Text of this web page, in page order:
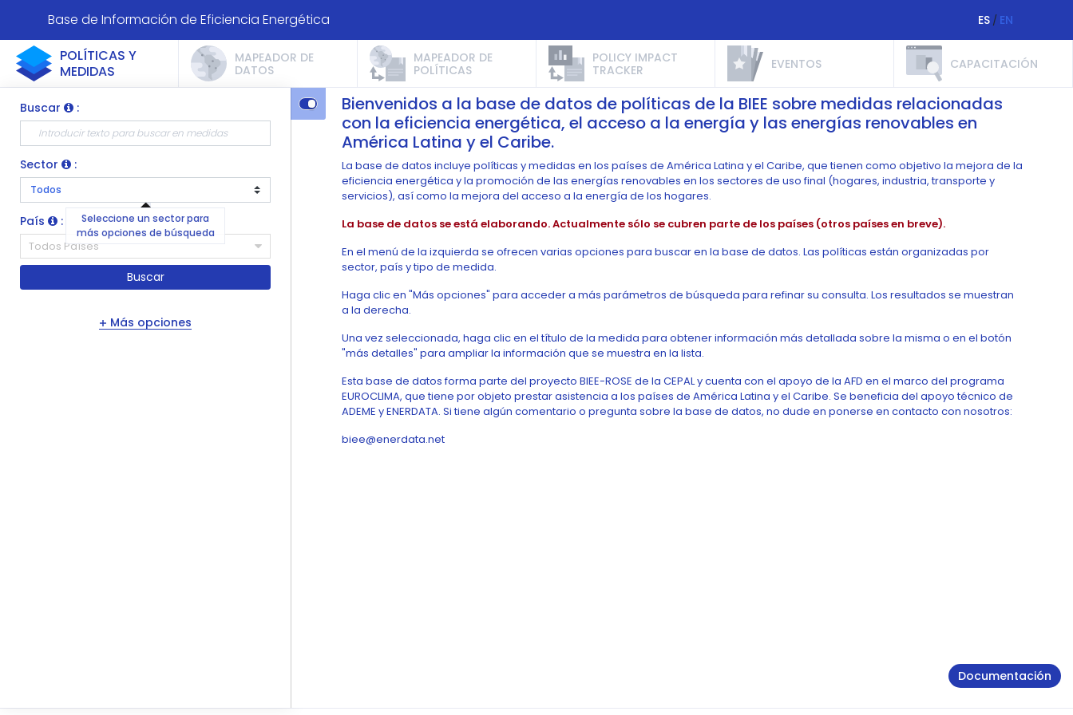
Base de Información de Eficiencia Energética ES / EN
POLÍTICAS Y
MEDIDAS
MAPEADOR DE
DATOS
MAPEADOR DE
POLÍTICAS
POLICY IMPACT
TRACKER
EVENTOS CAPACITACIÓN
Buscar :
Sector :
País :
Todos Países
Buscar
Más opciones
Bienvenidos a la base de datos de políticas de la BIEE sobre medidas relacionadas
con la eficiencia energética, el acceso a la energía y las energías renovables en
América Latina y el Caribe.
La base de datos incluye políticas y medidas en los países de América Latina y el Caribe, que tienen como objetivo la mejora de la
eficiencia energética y la promoción de las energías renovables en los sectores de uso final (hogares, industria, transporte y
servicios), así como la mejora del acceso a la energía de los hogares.
La base de datos se está elaborando. Actualmente sólo se cubren parte de los países (otros países en breve).
En el menú de la izquierda se ofrecen varias opciones para buscar en la base de datos. Las políticas están organizadas por
sector, país y tipo de medida.
Haga clic en "Más opciones" para acceder a más parámetros de búsqueda para refinar su consulta. Los resultados se muestran
a la derecha.
Una vez seleccionada, haga clic en el título de la medida para obtener información más detallada sobre la misma o en el botón
"más detalles" para ampliar la información que se muestra en la lista.
Esta base de datos forma parte del proyecto BIEE-ROSE de la CEPAL y cuenta con el apoyo de la AFD en el marco del programa
EUROCLIMA, que tiene por objeto prestar asistencia a los países de América Latina y el Caribe. Se beneficia del apoyo técnico de
ADEME y ENERDATA. Si tiene algún comentario o pregunta sobre la base de datos, no dude en ponerse en contacto con nosotros:
biee@enerdata.net
Documentación
Seleccione un sector para
más opciones de búsqueda